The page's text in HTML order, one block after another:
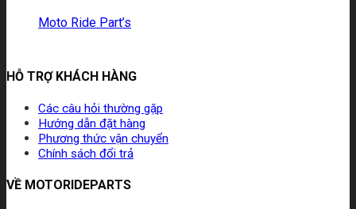
Moto Ride Part’s
HỖ TRỢ KHÁCH HÀNG
Các câu hỏi thường gặp
Hướng dẫn đặt hàng
Phương thức vận chuyển
Chính sách đổi trả
VỀ MOTORIDEPARTS